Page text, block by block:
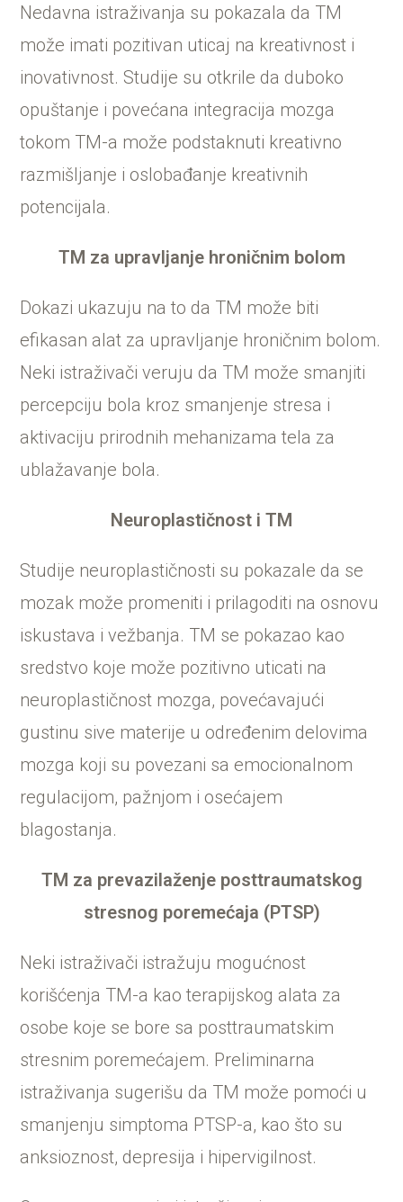
Nedavna istraživanja su pokazala da TM
može imati pozitivan uticaj na kreativnost i
inovativnost. Studije su otkrile da duboko
opuštanje i povećana integracija mozga
tokom TM-a može podstaknuti kreativno
razmišljanje i oslobađanje kreativnih
potencijala.
TM za upravljanje hroničnim bolom
Dokazi ukazuju na to da TM može biti
efikasan alat za upravljanje hroničnim bolom.
Neki istraživači veruju da TM može smanjiti
percepciju bola kroz smanjenje stresa i
aktivaciju prirodnih mehanizama tela za
ublažavanje bola.
Neuroplastičnost i TM
Studije neuroplastičnosti su pokazale da se
mozak može promeniti i prilagoditi na osnovu
iskustava i vežbanja. TM se pokazao kao
sredstvo koje može pozitivno uticati na
neuroplastičnost mozga, povećavajući
gustinu sive materije u određenim delovima
mozga koji su povezani sa emocionalnom
regulacijom, pažnjom i osećajem
blagostanja.
TM za prevazilaženje posttraumatskog
stresnog poremećaja (PTSP)
Neki istraživači istražuju mogućnost
korišćenja TM-a kao terapijskog alata za
osobe koje se bore sa posttraumatskim
stresnim poremećajem. Preliminarna
istraživanja sugerišu da TM može pomoći u
smanjenju simptoma PTSP-a, kao što su
anksioznost, depresija i hipervigilnost.